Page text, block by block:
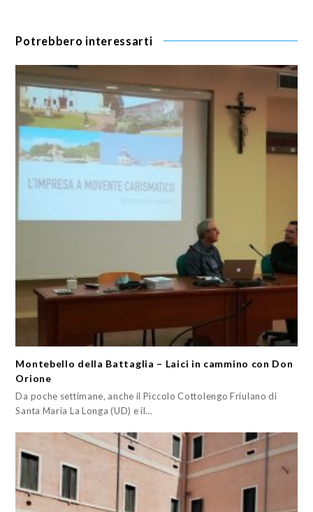
Potrebbero interessarti
Montebello della Battaglia – Laici in cammino con Don
Orione
Da poche settimane, anche il Piccolo Cottolengo Friulano di
Santa Maria La Longa (UD) e il…